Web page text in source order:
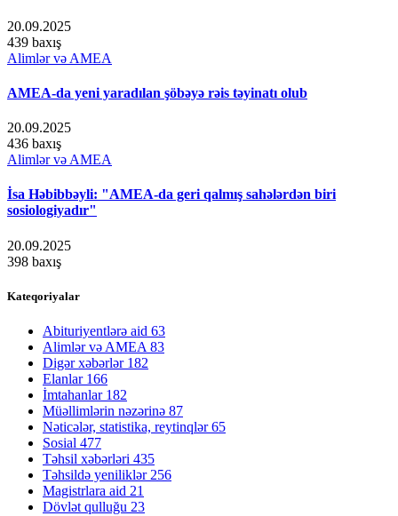
20.09.2025
439 baxış
Alimlər və AMEA
AMEA-da yeni yaradılan şöbəyə rəis təyinatı olub
20.09.2025
436 baxış
Alimlər və AMEA
İsa Həbibbəyli: "AMEA-da geri qalmış sahələrdən biri
sosiologiyadır"
20.09.2025
398 baxış
Kateqoriyalar
Abituriyentlərə aid 63
Alimlər və AMEA 83
Digər xəbərlər 182
Elanlar 166
İmtahanlar 182
Müəllimlərin nəzərinə 87
Nəticələr, statistika, reytinqlər65
Sosial 477
Təhsil xəbərləri 435
Təhsildə yeniliklər 256
Magistrlara aid 21
Dövlət qulluğu 23